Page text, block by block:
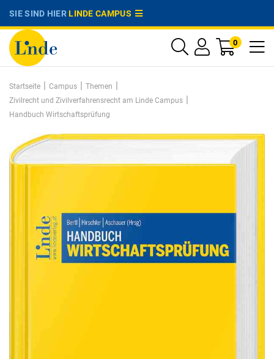
SIE SIND HIERLINDE CAMPUS
0
Startseite | Campus | Themen |
Zivilrecht und Zivilverfahrensrecht am Linde Campus |
Handbuch Wirtschaftsprüfung